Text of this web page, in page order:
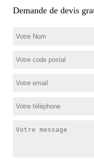
Demande de devis